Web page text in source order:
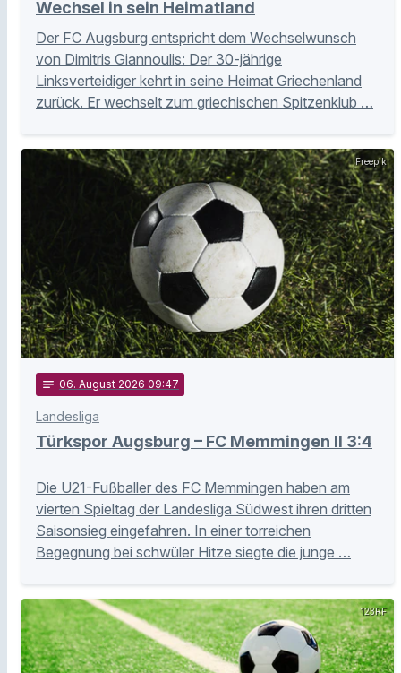
Wechsel in sein Heimatland
Der FC Augsburg entspricht dem Wechselwunsch
von Dimitris Giannoulis: Der 30-jährige
Linksverteidiger kehrt in seine Heimat Griechenland
zurück. Er wechselt zum griechischen Spitzenklub …
Freepik
notes 06. August 2026 09:47
Landesliga
Türkspor Augsburg – FC Memmingen II 3:4
Die U21-Fußballer des FC Memmingen haben am
vierten Spieltag der Landesliga Südwest ihren dritten
Saisonsieg eingefahren. In einer torreichen
Begegnung bei schwüler Hitze siegte die junge …
123RF